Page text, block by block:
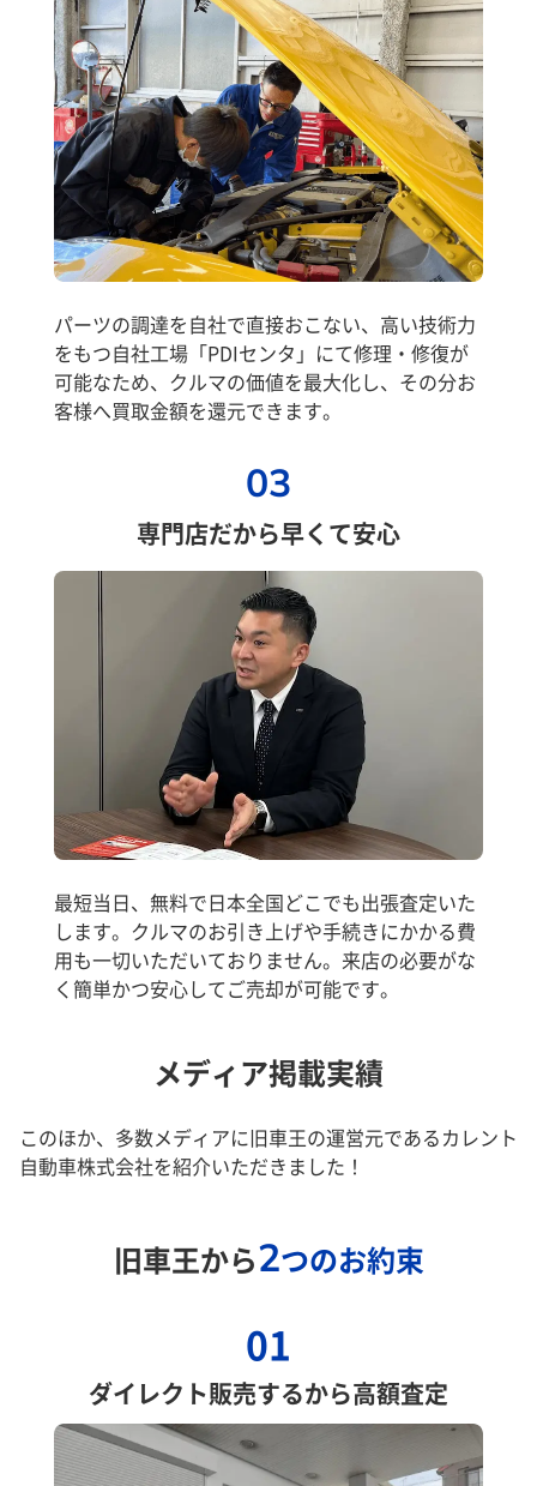
パーツの調達を自社で直接おこない、高い技術力
をもつ自社工場「PDIセンタ」にて修理・修復が
可能なため、クルマの価値を最大化し、その分お
客様へ買取金額を還元できます。
03
専門店だから早くて安心
最短当日、無料で日本全国どこでも出張査定いた
します。クルマのお引き上げや手続きにかかる費
用も一切いただいておりません。来店の必要がな
く簡単かつ安心してご売却が可能です。
メディア掲載実績
このほか、多数メディアに旧車王の運営元であるカレント
自動車株式会社を紹介いただきました！
旧車王から2つのお約束
01
ダイレクト販売するから高額査定